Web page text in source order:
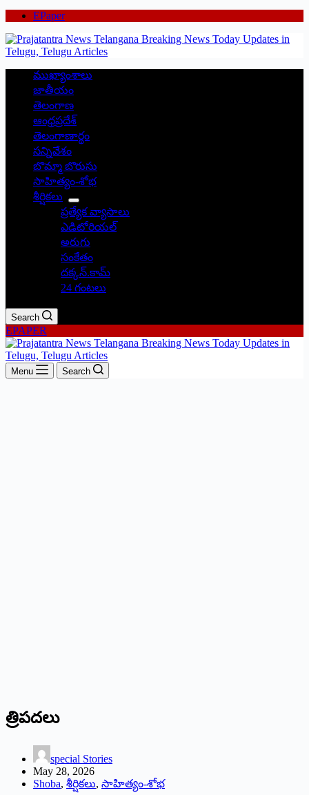
EPaper
ముఖ్యాంశాలు
జాతీయం
తెలంగాణ
ఆంధ్రప్రదేశ్
తెలంగాణార్థం
సన్నివేశం
బొమ్మా బొరుసు
సాహిత్యం-శోభ
శీర్షికలు
ప్రత్యేక వ్యాసాలు
ఎడిటోరియల్
అరుగు
సంకేతం
దక్కన్.కామ్
24 గంటలు
Search
EPAPER
Menu Search
త్రిపదలు
special Stories
May 28, 2026
Shoba, శీర్షికలు, సాహిత్యం-శోభ